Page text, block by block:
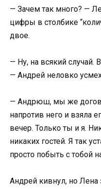
— Зачем так много? —
цифры в столбике
двое.
— Ну, на всякий случай.
— Андрей неловко
— Андрюш, мы же
напротив него и взяла
вечер. Только ты и я.
никаких гостей. Я так
просто побыть с тобой
Андрей кивнул, но Лена